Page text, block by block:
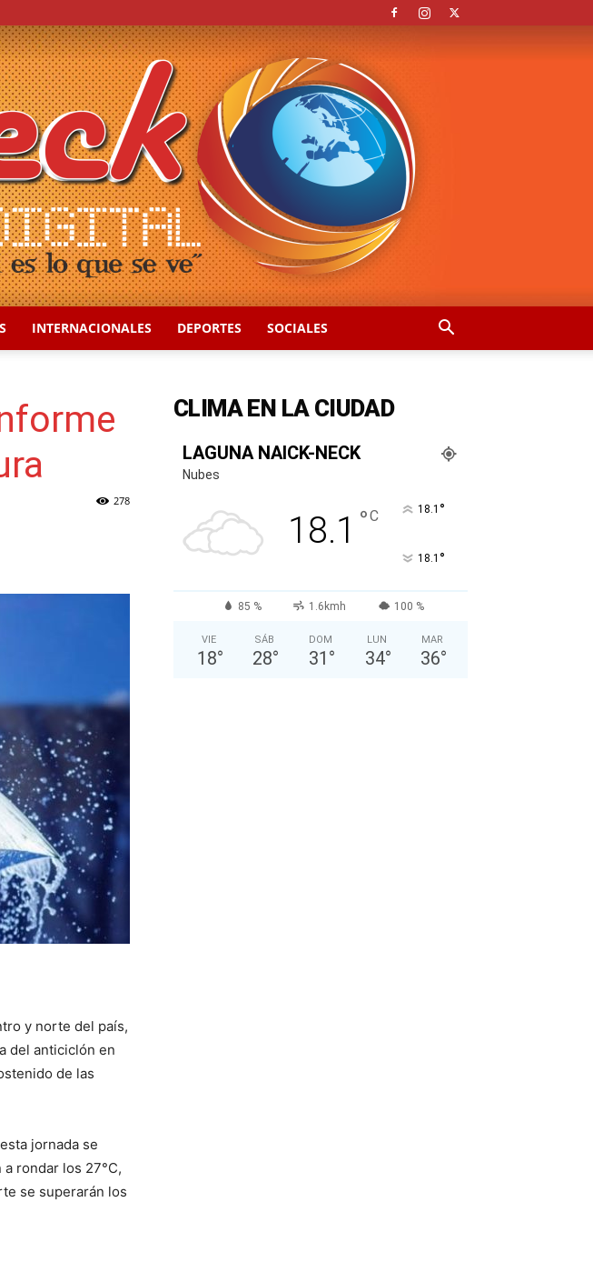
INTERNACIONALES DEPORTES SOCIALES
278
y norte del país,
del anticiclón en
de las
jornada se
rondar los 27°C,
se superarán los
CLIMA EN LA CIUDAD
LAGUNA NAICK-NECK
Nubes
18.1 °C 18.1 °
18.1 °
85 % 1.6kmh 100 %
VIE
18°
SÁB
28°
DOM
31 °
LUN
34°
MAR
36°